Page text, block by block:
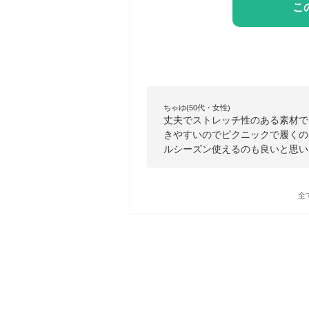
こ
ちゃゆ(50代・女性)
丈夫でストレッチ性のある素材
きやすいのでピクニックで履く
ルシーズン使えるのも良いと思
全